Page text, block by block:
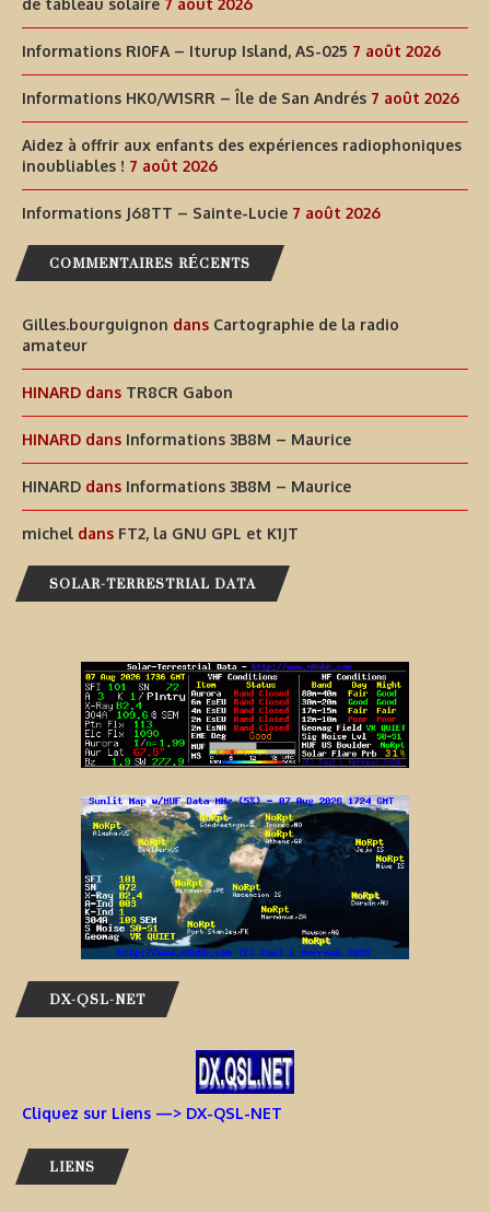
de tableau solaire 7 août 2026
Informations RI0FA – Iturup Island, AS-025 7 août 2026
Informations HK0/W1SRR – Île de San Andrés 7 août 2026
Aidez à offrir aux enfants des expériences radiophoniques
inoubliables ! 7 août 2026
Informations J68TT – Sainte-Lucie 7 août 2026
COMMENTAIRES RÉCENTS
Gilles.bourguignon dans Cartographie de la radio
amateur
HINARD dans TR8CR Gabon
HINARD dans Informations 3B8M – Maurice
HINARD dans Informations 3B8M – Maurice
michel dans FT2, la GNU GPL et K1JT
SOLAR-TERRESTRIAL DATA
DX-QSL-NET
Cliquez sur Liens —> DX-QSL-NET
LIENS